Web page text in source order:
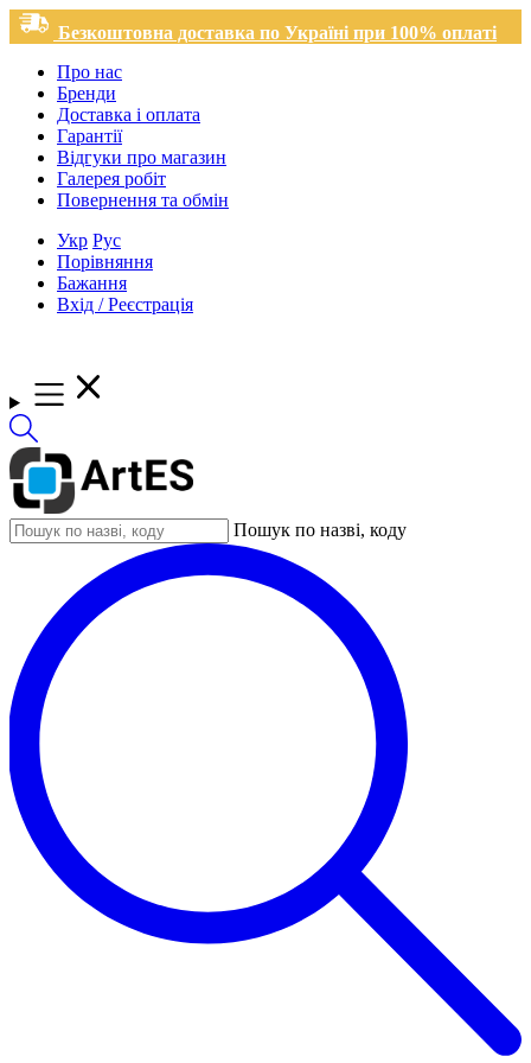
Безкоштовна доставка по Україні при 100% оплаті
Про нас
Бренди
Доставка і оплата
Гарантії
Відгуки про магазин
Галерея робіт
Повернення та обмін
Укр Рус
Порівняння
Бажання
Вхід / Реєстрація
Пошук по назві, коду